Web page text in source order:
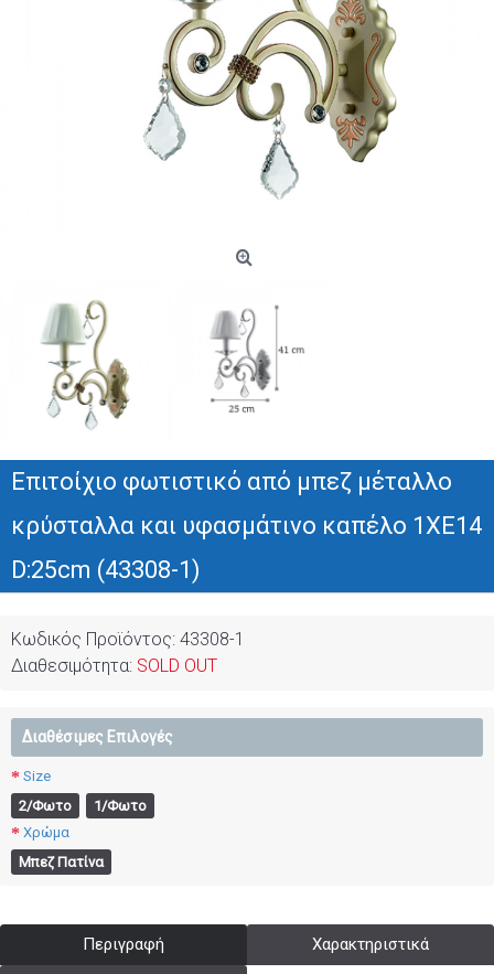
Επιτοίχιο φωτιστικό από μπεζ μέταλλο
κρύσταλλα και υφασμάτινο καπέλο 1XE14
D:25cm (43308-1)
Κωδικός Προϊόντος: 43308-1
Διαθεσιμότητα: SOLD OUT
Διαθέσιμες Επιλογές
Size
2/Φωτο
1/Φωτο
Χρώμα
Μπεζ Πατίνα
Περιγραφή Χαρακτηριστικά